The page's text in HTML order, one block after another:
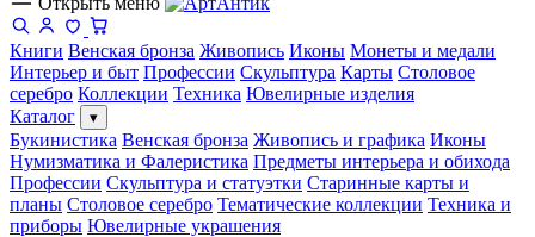
Книги Венская бронза Живопись Иконы Монеты и медали
Интерьер и быт Профессии Скульптура Карты Столовое
серебро Коллекции Техника Ювелирные изделия
Каталог
▾
Букинистика Венская бронза Живопись и графика Иконы
Нумизматика и Фалеристика Предметы интерьера и обихода
Профессии Скульптура и статуэтки Старинные карты и
планы Столовое серебро Тематические коллекции Техника и
приборы Ювелирные украшения